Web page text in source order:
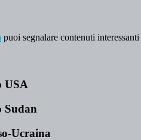
puoi segnalare contenuti
USA
Sudan
Ucraina